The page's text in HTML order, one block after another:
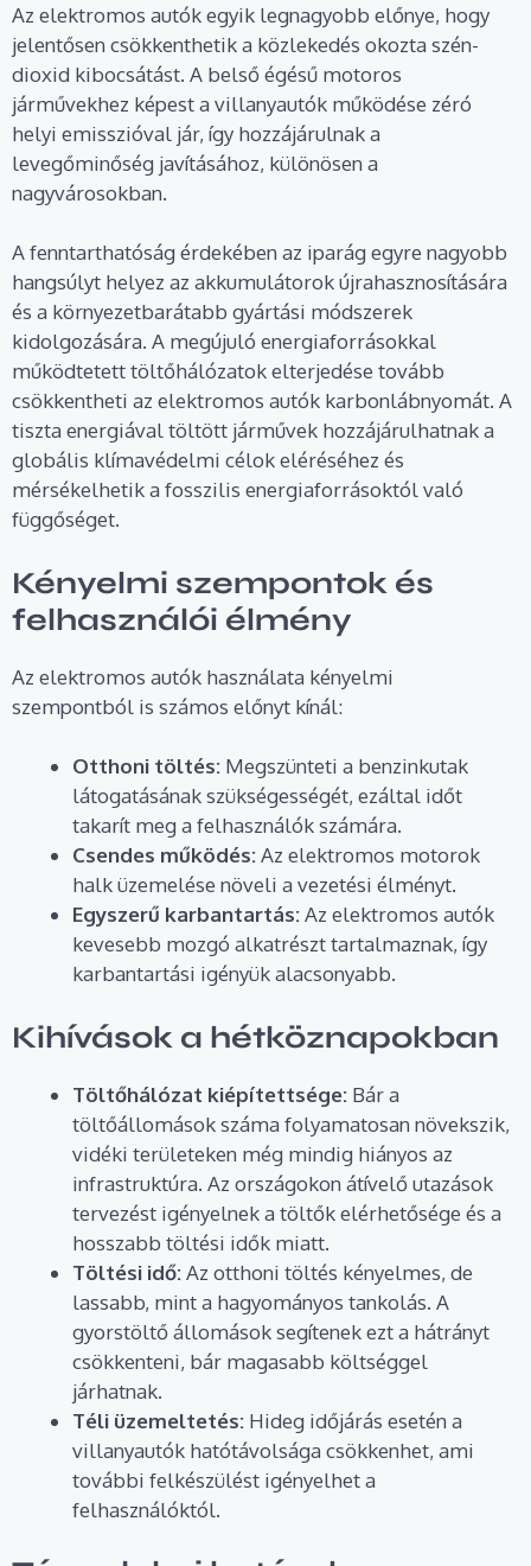
Az elektromos autók egyik legnagyobb előnye, hogy
jelentősen csökkenthetik a közlekedés okozta szén-
dioxid kibocsátást. A belső égésű motoros
járművekhez képest a villanyautók működése zéró
helyi emisszióval jár, így hozzájárulnak a
levegőminőség javításához, különösen a
nagyvárosokban.
A fenntarthatóság érdekében az iparág egyre nagyobb
hangsúlyt helyez az akkumulátorok újrahasznosítására
és a környezetbarátabb gyártási módszerek
kidolgozására. A megújuló energiaforrásokkal
működtetett töltőhálózatok elterjedése tovább
csökkentheti az elektromos autók karbonlábnyomát. A
tiszta energiával töltött járművek hozzájárulhatnak a
globális klímavédelmi célok eléréséhez és
mérsékelhetik a fosszilis energiaforrásoktól való
függőséget.
Kényelmi szempontok és
felhasználói élmény
Az elektromos autók használata kényelmi
szempontból is számos előnyt kínál:
Otthoni töltés: Megszünteti a benzinkutak
látogatásának szükségességét, ezáltal időt
takarít meg a felhasználók számára.
Csendes működés:Az elektromos motorok
halk üzemelése növeli a vezetési élményt.
Egyszerű karbantartás:Az elektromos autók
kevesebb mozgó alkatrészt tartalmaznak, így
karbantartási igényük alacsonyabb.
Kihívások a hétköznapokban
Töltőhálózat kiépítettsége: Bár a
töltőállomások száma folyamatosan növekszik,
vidéki területeken még mindig hiányos az
infrastruktúra. Az országokon átívelő utazások
tervezést igényelnek a töltők elérhetősége és a
hosszabb töltési idők miatt.
Töltési idő:Az otthoni töltés kényelmes, de
lassabb, mint a hagyományos tankolás. A
gyorstöltő állomások segítenek ezt a hátrányt
csökkenteni, bár magasabb költséggel
járhatnak.
Téli üzemeltetés: Hideg időjárás esetén a
villanyautók hatótávolsága csökkenhet, ami
további felkészülést igényelhet a
felhasználóktól.